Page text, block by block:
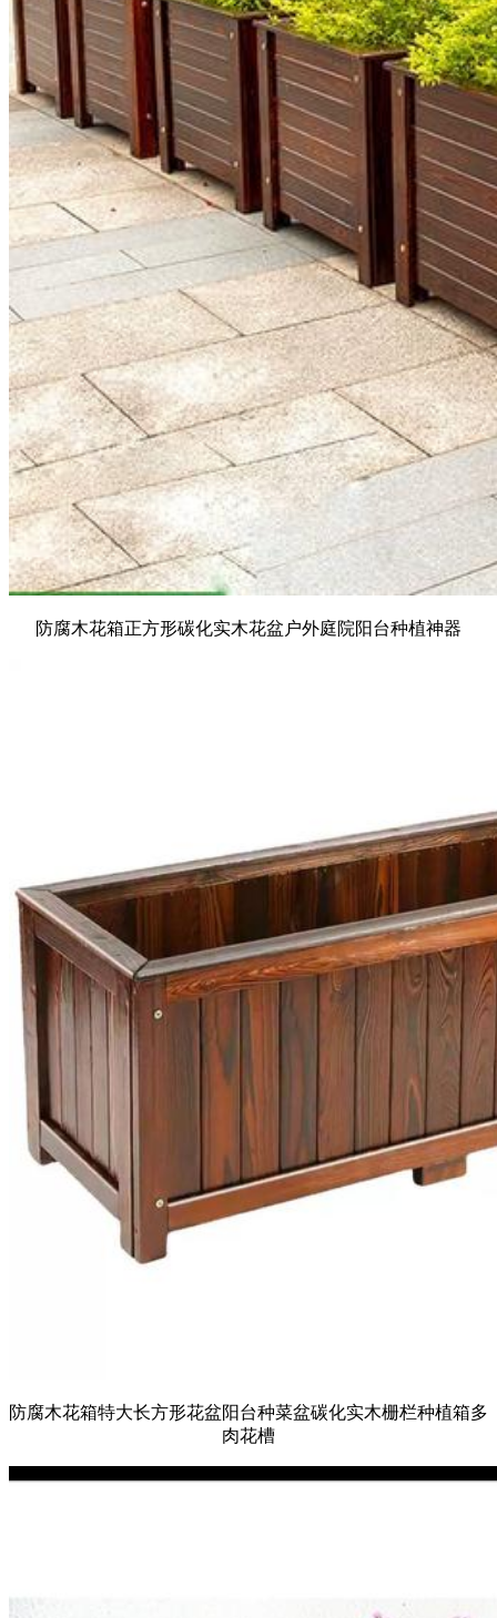
防腐木花箱正方形碳化实木花盆户外庭院阳台种植神器
防腐木花箱特大长方形花盆阳台种菜盆碳化实木栅栏种植箱多
肉花槽